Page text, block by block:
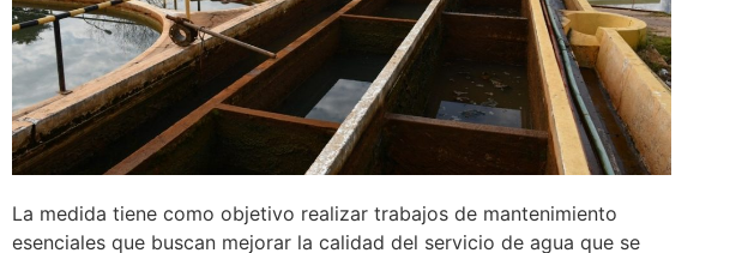
La medida tiene como objetivo realizar trabajos de mantenimiento
esenciales que buscan mejorar la calidad del servicio de agua que se